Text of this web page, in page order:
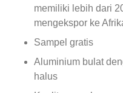
memiliki lebih dari
mengekspor ke
Sampel gratis
Aluminium bulat
halus